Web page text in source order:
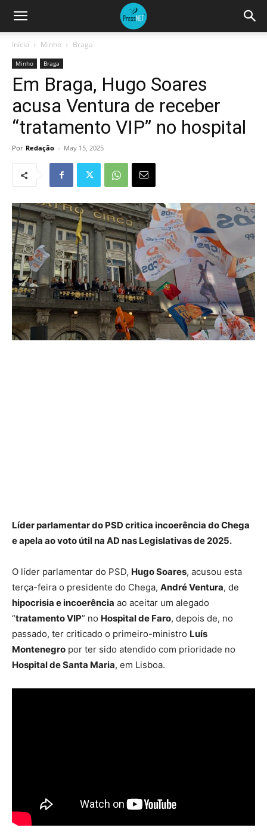
Início Minho Braga
Minho Braga
Em Braga, Hugo Soares
acusa Ventura de receber
“tratamento VIP” no hospital
Por Redação - May 15, 2025
Líder parlamentar do PSD critica incoerência do Chega
e apela ao voto útil na AD nas Legislativas de 2025.
O líder parlamentar do PSD, Hugo Soares, acusou esta
terça-feira o presidente do Chega, André Ventura, de
hipocrisia e incoerência ao aceitar um alegado
“tratamento VIP” no Hospital de Faro, depois de, no
passado, ter criticado o primeiro-ministro Luís
Montenegro por ter sido atendido com prioridade no
Hospital de Santa Maria, em Lisboa.